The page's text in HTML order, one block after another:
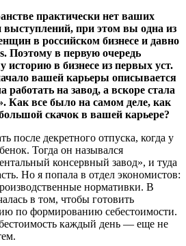
практически нет ваших
при этом вы одна из
в российском бизнесе и давно
Поэтому в первую очередь
в бизнесе из первых уст.
вашей карьеры описывается
на завод, а вскоре стала
Как все было на самом деле, как
скачок в вашей карьере?
после декретного отпуска, когда у
Тогда он назывался
консервный завод», и туда
Но я попала в отдел экономистов:
нормативки. В
в том, чтобы готовить
по формированию себестоимости.
каждый день — еще не